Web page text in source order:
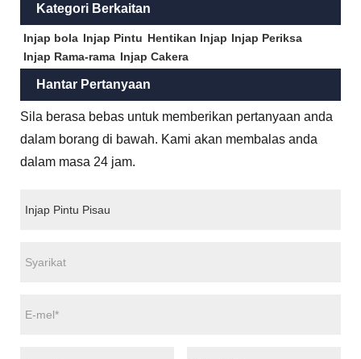
Kategori Berkaitan
Injap bola Injap Pintu Hentikan Injap Injap Periksa
Injap Rama-rama Injap Cakera
Hantar Pertanyaan
Sila berasa bebas untuk memberikan pertanyaan anda
dalam borang di bawah. Kami akan membalas anda
dalam masa 24 jam.